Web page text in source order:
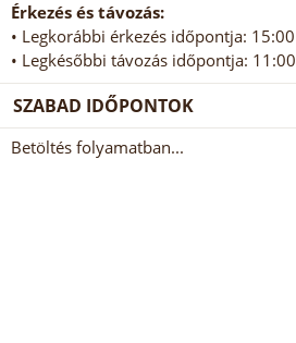
Érkezés és távozás:
• Legkorábbi érkezés időpontja: 15:00
• Legkésőbbi távozás időpontja: 11:00
SZABAD IDŐPONTOK
Betöltés folyamatban...